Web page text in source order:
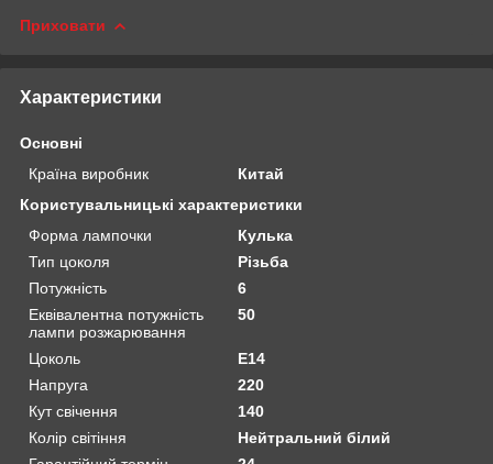
Приховати
Характеристики
Основні
Країна виробник
Китай
Користувальницькі характеристики
Форма лампочки
Кулька
Тип цоколя
Різьба
Потужність
6
Еквівалентна потужність
лампи розжарювання
50
Цоколь
E14
Напруга
220
Кут свічення
140
Колір світіння
Нейтральний білий